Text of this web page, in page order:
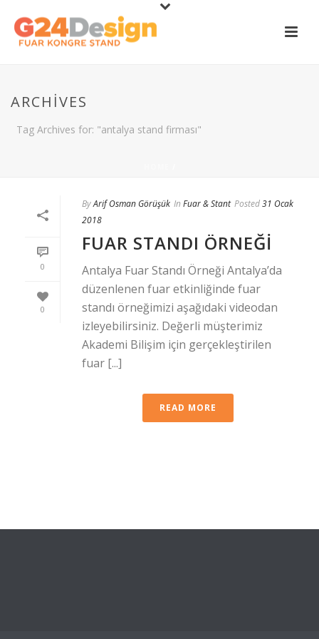
ARCHIVES
Tag Archives for: "antalya stand firması"
0
0
ByArif Osman Görüşük In Fuar & Stant Posted31 Ocak
2018
FUAR STANDI ÖRNEĞI
Antalya Fuar Standı Örneği Antalya’da
düzenlenen fuar etkinliğinde fuar
standı örneğimizi aşağıdaki videodan
izleyebilirsiniz. Değerli müşterimiz
Akademi Bilişim için gerçekleştirilen
fuar [...]
READ MORE